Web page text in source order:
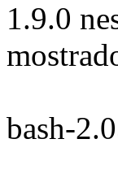
1.9.0
bash-